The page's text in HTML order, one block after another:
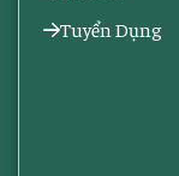
Tuyển Dụng